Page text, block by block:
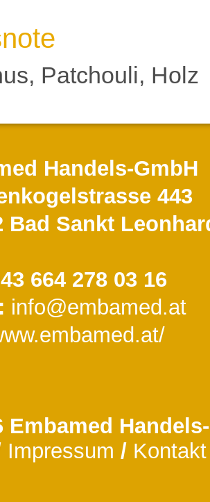
Patchouli, Holz
Handels-GmbH
443
Bad Sankt
664 278 03 16
info@embamed.at
Embamed
Impressum / Kontakt